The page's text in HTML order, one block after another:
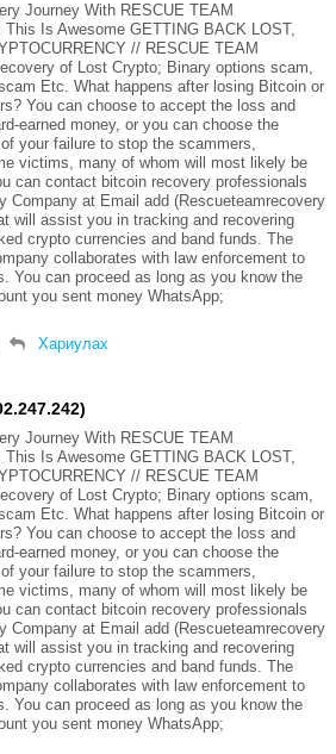
Journey With RESCUE TEAM
This Is Awesome GETTING BACK LOST,
// RESCUE TEAM
of Lost Crypto; Binary options scam,
Etc. What happens after losing Bitcoin or
You can choose to accept the loss and
earned money, or you can choose the
your failure to stop the scammers,
victims, many of whom will most likely be
can contact bitcoin recovery professionals
Company at Email add (Rescueteamrecovery
will assist you in tracking and recovering
crypto currencies and band funds. The
collaborates with law enforcement to
You can proceed as long as you know the
you sent money WhatsApp;
Хариулах
Journey With RESCUE TEAM
This Is Awesome GETTING BACK LOST,
// RESCUE TEAM
of Lost Crypto; Binary options scam,
Etc. What happens after losing Bitcoin or
You can choose to accept the loss and
earned money, or you can choose the
your failure to stop the scammers,
victims, many of whom will most likely be
can contact bitcoin recovery professionals
Company at Email add (Rescueteamrecovery
will assist you in tracking and recovering
crypto currencies and band funds. The
collaborates with law enforcement to
You can proceed as long as you know the
you sent money WhatsApp;